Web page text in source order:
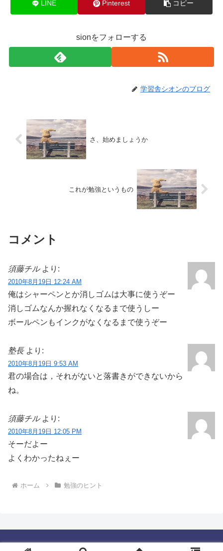
LINE Pinterest コピー
sionをフォローする
学習舎シオンのブログ
さ、始めましょうか
これが勉強というもの
コメント
須藤チル より:
2010年8月19日 12:24 AM
俺はシャーペンとか消しゴムは大事に使うぞー
消しゴムなんか握れなくなるまで使うしー
ボールペンもインクがなくなるまで使うぞー
塾長 より:
2010年8月19日 9:53 AM
君の場合は，それがないと落書きができないから
ね。
須藤チル より:
2010年8月19日 12:05 PM
そーだよー
よくわかったねぇー
ホーム 勉強のヒント